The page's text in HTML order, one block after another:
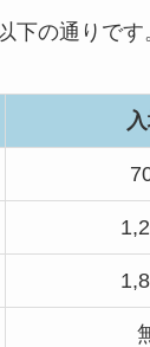
下の通りです